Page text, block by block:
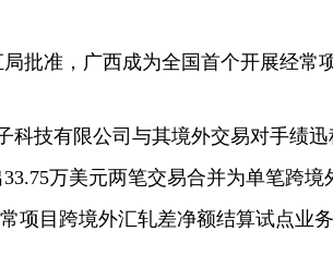
准，广西成为全国首个开展经常
技有限公司与其境外交易对手绩迅
万美元两笔交易合并为单笔跨
项目跨境外汇轧差净额结算试点业务